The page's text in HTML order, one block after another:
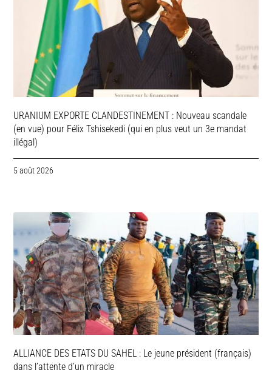
URANIUM EXPORTE CLANDESTINEMENT : Nouveau scandale
(en vue) pour Félix Tshisekedi (qui en plus veut un 3e mandat
illégal)
5 août 2026
ALLIANCE DES ETATS DU SAHEL : Le jeune président (français)
dans l’attente d’un miracle